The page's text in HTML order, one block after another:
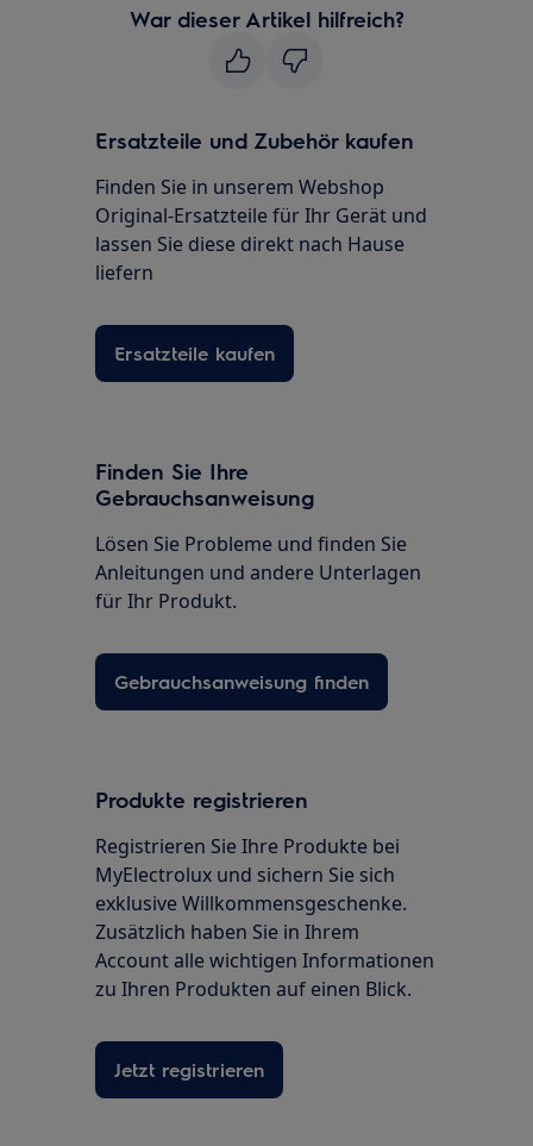
War dieser Artikel hilfreich?
Ersatzteile und Zubehör kaufen
Finden Sie in unserem Webshop
Original-Ersatzteile für Ihr Gerät und
lassen Sie diese direkt nach Hause
liefern
Ersatzteile kaufen
Finden Sie Ihre
Gebrauchsanweisung
Lösen Sie Probleme und finden Sie
Anleitungen und andere Unterlagen
für Ihr Produkt.
Gebrauchsanweisung finden
Produkte registrieren
Registrieren Sie Ihre Produkte bei
MyElectrolux und sichern Sie sich
exklusive Willkommensgeschenke.
Zusätzlich haben Sie in Ihrem
Account alle wichtigen Informationen
zu Ihren Produkten auf einen Blick.
Jetzt registrieren